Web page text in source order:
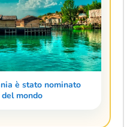
è stato nominato
mondo